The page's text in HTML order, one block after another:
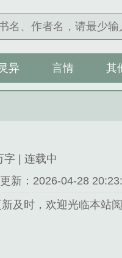
异 言情 其
字 | 连载中
新：2026-04-28
及时，欢迎光临本站